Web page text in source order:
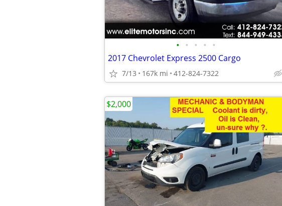
• • • • •
2017 Chevrolet Express 2500 Cargo
7/13 167k mi 412-824-7322
$2,000